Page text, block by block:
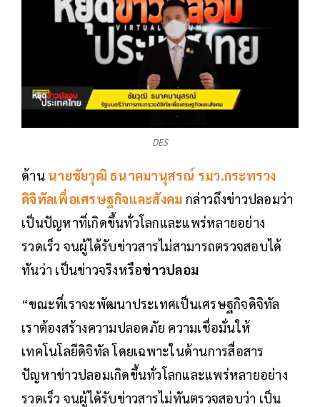
DES
ด้าน นายชัยวุฒิ ธนาคมานุสรณ์ รมว.กระทรวง
ดิจิทัลเพื่อเศรษฐกิจและสังคม กล่าวถึงข่าวปลอมว่า
เป็นปัญหาที่เกิดขึ้นทั่วโลกและแพร่หลายอย่าง
รวดเร็ว จนผู้ได้รับข่าวสารไม่สามารถตรวจสอบได้
ทันว่า เป็นข่าวจริงหรือข่าวปลอม
“ขณะที่เราจะพัฒนาประเทศเป็นเศรษฐกิจดิจิทัล
เราต้องสร้างความปลอดภัย ความเชื่อมั่นให้
เทคโนโลยีดิจิทัล โดยเฉพาะในด้านการสื่อสาร
ปัญหาข่าวปลอมเกิดขึ้นทั่วโลกและแพร่หลายอย่าง
รวดเร็ว จนผู้ได้รับข่าวสารไม่ทันตรวจสอบว่า เป็น